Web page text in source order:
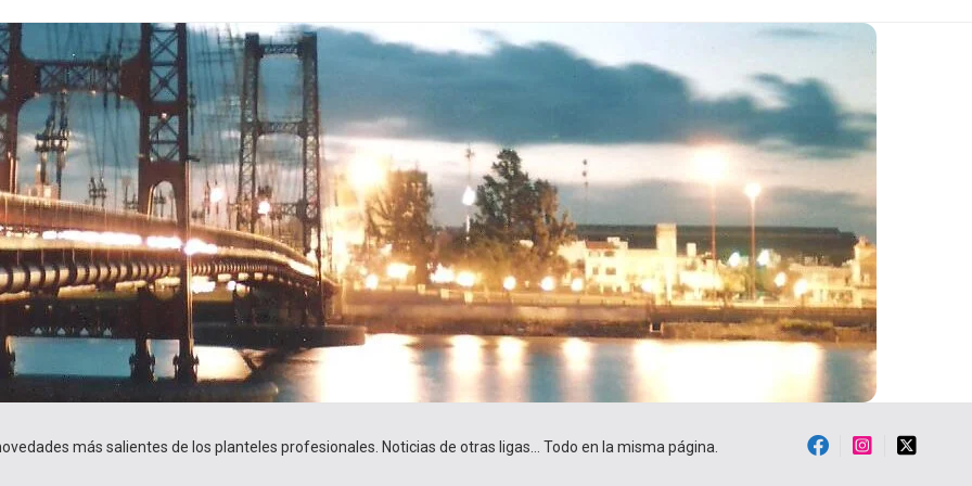
más salientes de los planteles profesionales. Noticias de otras ligas… Todo en la misma página.